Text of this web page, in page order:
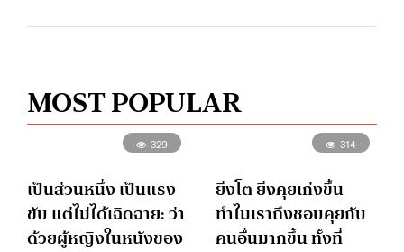
MOST POPULAR
329
เป็นส่วนหนึ่ง เป็นแรง
ขับ แต่ไม่ได้เฉิดฉาย: ว่า
ด้วยผู้หญิงในหนังของ
314
ยิ่งโต ยิ่งคุยเก่งขึ้น
ทำไมเราถึงชอบคุยกับ
คนอื่นมากขึ้น ทั้งที่